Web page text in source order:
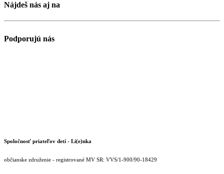
Nájdeš nás aj na
Podporujú nás
Spoločnosť priateľov detí - Li(e)nka
občianske združenie - registrované MV SR: VVS/1-900/90-18429